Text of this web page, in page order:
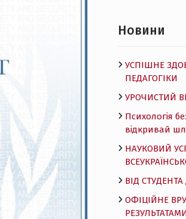
Новини
УСПІШНЕ
ПЕДАГОГІКИ
УРОЧИСТИЙ
Психологія
відкривай
НАУКОВИЙ
ВІД
ОФІЦІЙНЕ